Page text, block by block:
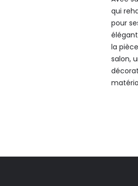
qui
pour
la
salon,